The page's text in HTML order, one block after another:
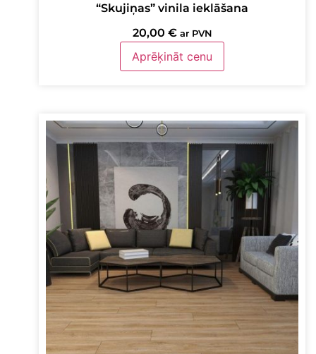
“Skujiņas” vinila ieklāšana
20,00 € ar PVN
Aprēķināt cenu